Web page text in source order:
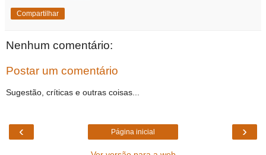
Compartilhar
Nenhum comentário:
Postar um comentário
Sugestão, críticas e outras coisas...
‹ ›
Página inicial